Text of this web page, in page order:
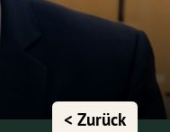
< Zurück